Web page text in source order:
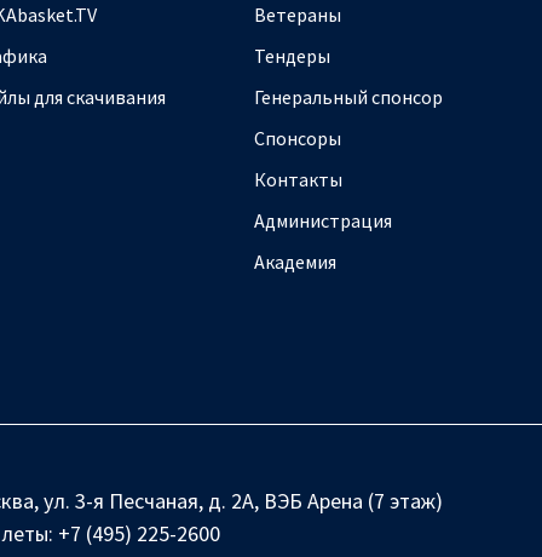
для скачивания
Ветераны
Тендеры
Генеральный спонсор
Спонсоры
Контакты
Администрация
Академия
ул. 3-я Песчаная, д. 2А, ВЭБ Арена (7 этаж)
+7 (495) 225-2600